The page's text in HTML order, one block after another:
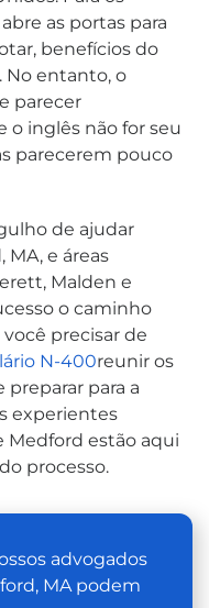
as portas para
benefícios do
No entanto, o
parecer
o inglês não for seu
parecerem pouco
de ajudar
MA, e áreas
Malden e
o caminho
você precisar de
N-400reunir os
para a
experientes
Medford estão aqui
processo.
advogados
MA podem